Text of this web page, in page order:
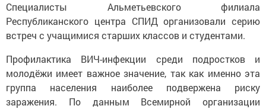
Специалисты Альметьевского филиала
Республиканского центра СПИД организовали серию
встреч с учащимися старших классов и студентами.
Профилактика ВИЧ-инфекции среди подростков и
молодёжи имеет важное значение, так как именно эта
группа населения наиболее подвержена риску
заражения. По данным Всемирной организации